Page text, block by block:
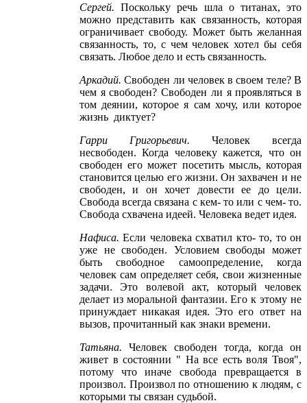
Сергей.Поскольку речь шла о титанах, это
можно представить как связанность, которая
ограничивает свободу. Может быть желанная
связанность, то, с чем человек хотел бы себя
связать. Любое дело и есть связанность.
Аркадий.Свободен ли человек в своем теле? В
чем я свободен? Свободен ли я проявляться в
том деянии, которое я сам хочу, или которое
жизнь диктует?
Гарри Григорьевич. Человек всегда
несвободен. Когда человеку кажется, что он
свободен его может посетить мысль, которая
становится целью его жизни. Он захвачен и не
свободен, и он хочет довести ее до цели.
Свобода всегда связана с кем- то или с чем- то.
Свобода схвачена идеей. Человека ведет идея.
Нафиса.Если человека схватил кто- то, то он
уже не свободен. Условием свободы может
быть свободное самоопределение, когда
человек сам определяет себя, свои жизненные
задачи. Это волевой акт, который человек
делает из моральной фантазии. Его к этому не
принуждает никакая идея. Это его ответ на
вызов, прочитанный как знаки времени.
Татьяна. Человек свободен тогда, когда он
живет в состоянии " На все есть воля Твоя",
потому что иначе свобода превращается в
произвол. Произвол по отношению к людям, с
которыми ты связан судьбой.